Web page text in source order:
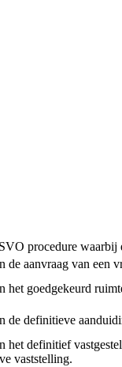
procedure waarbij
de aanvraag van een
het goedgekeurd
de definitieve
het definitief
vaststelling.